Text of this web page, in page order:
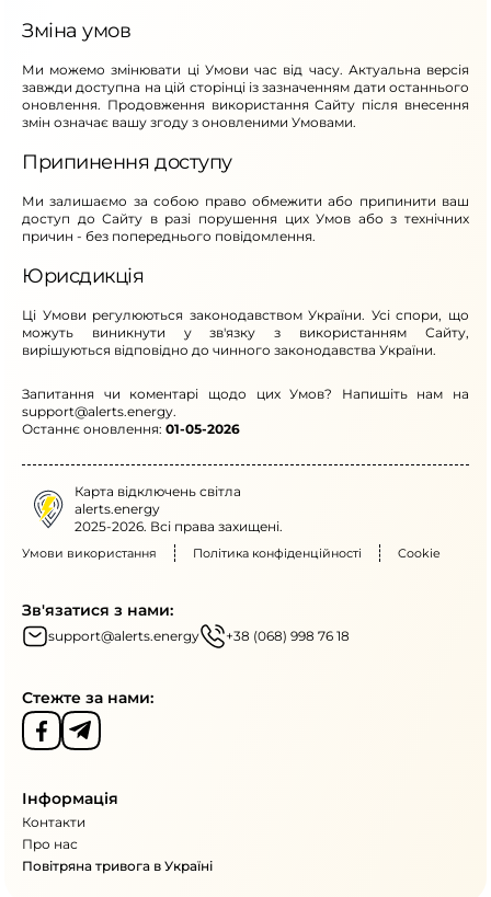
Зміна умов
Ми можемо змінювати ці Умови час від часу. Актуальна версія
завжди доступна на цій сторінці із зазначенням дати останнього
оновлення. Продовження використання Сайту після внесення
змін означає вашу згоду з оновленими Умовами.
Припинення доступу
Ми залишаємо за собою право обмежити або припинити ваш
доступ до Сайту в разі порушення цих Умов або з технічних
причин - без попереднього повідомлення.
Юрисдикція
Ці Умови регулюються законодавством України. Усі спори, що
можуть виникнути у зв'язку з використанням Сайту,
вирішуються відповідно до чинного законодавства України.
Запитання чи коментарі щодо цих Умов? Напишіть нам на
support@alerts.energy.
Останнє оновлення: 01-05-2026
Карта відключень світла
alerts.energy
2025-2026. Всі права захищені.
Умови використання Політика конфіденційності Cookie
Зв'язатися з нами:
support@alerts.energy +38 (068) 998 76 18
Стежте за нами:
Інформація
Контакти
Про нас
Повітряна тривога в Україні